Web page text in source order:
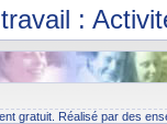
:
gratuit. Réalisé par des